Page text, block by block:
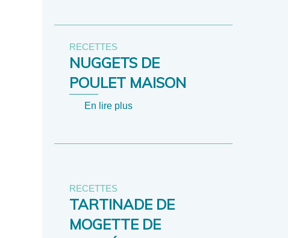
RECETTES
NUGGETS DE
POULET MAISON
En lire plus
RECETTES
TARTINADE DE
MOGETTE DE